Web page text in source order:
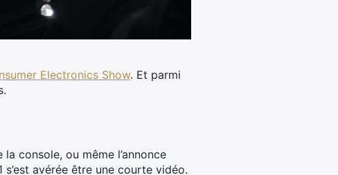
Electronics Show. Et parmi
console, ou même l’annonce
avérée être une courte vidéo.